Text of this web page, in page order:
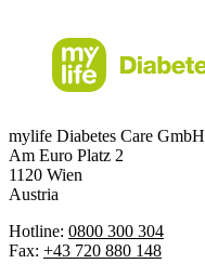
mylife Diabetes Care GmbH
Am Euro Platz 2
1120 Wien
Austria
Hotline: 0800 300 304
Fax: +43 720 880 148